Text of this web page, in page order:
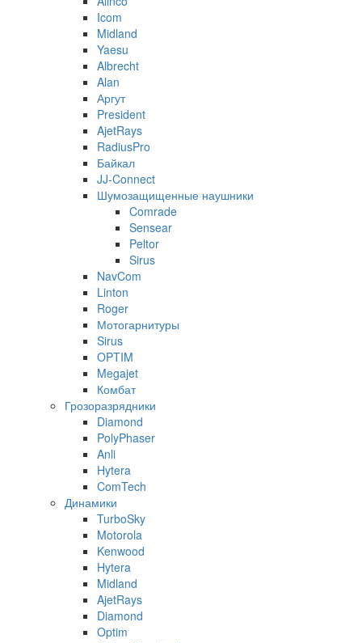
Icom
Midland
Yaesu
Albrecht
Alan
Аргут
President
AjetRays
RadiusPro
Байкал
JJ-Connect
Шумозащищенные наушники
Comrade
Sensear
Peltor
Sirus
NavCom
Linton
Roger
Мотогарнитуры
Sirus
OPTIM
Megajet
Комбат
Грозоразрядники
Diamond
PolyPhaser
Anli
Hytera
ComTech
Динамики
TurboSky
Motorola
Kenwood
Hytera
Midland
AjetRays
Diamond
Optim